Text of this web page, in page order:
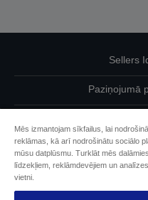
Sellers
Paziņojumā
Sazinieties ar
Mēs izmantojam sīkfailus, lai
reklāmas, kā arī nodrošinātu sociālo
mūsu datplūsmu. Turklāt mēs
līdzekļiem, reklāmdevējiem un
vietni.